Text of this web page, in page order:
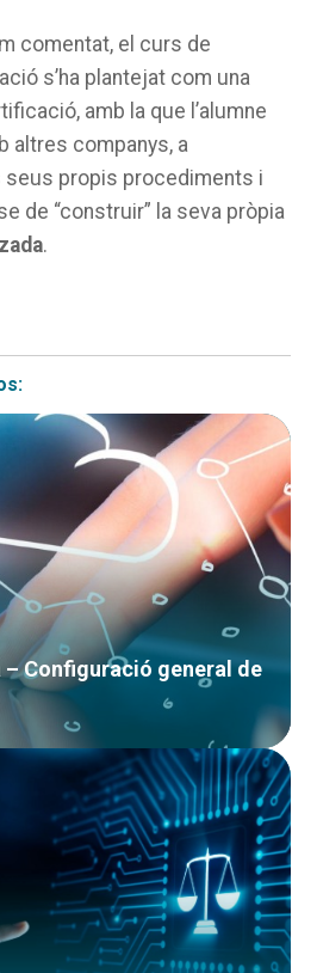
comentat, el curs de
s’ha plantejat com una
amb la que l’alumne
altres companys, a
propis procediments i
de “construir” la seva pròpia
.
– Configuració general de